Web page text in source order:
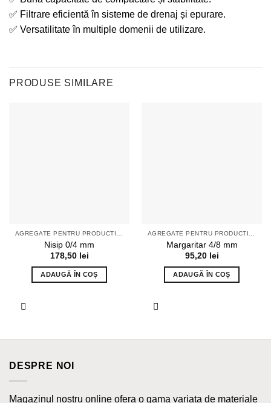
✅ Filtrare eficientă în sisteme de drenaj și epurare.
✅ Versatilitate în multiple domenii de utilizare.
PRODUSE SIMILARE
AGREGATE PENTRU PRODUCTIA BETONULUI
Nisip 0/4 mm
178,50 lei
ADAUGĂ ÎN COȘ
AGREGATE PENTRU PRODUCTIA BETONULUI
Margaritar 4/8 mm
95,20 lei
ADAUGĂ ÎN COȘ
DESPRE NOI
Magazinul nostru online ofera o gama variata de materiale